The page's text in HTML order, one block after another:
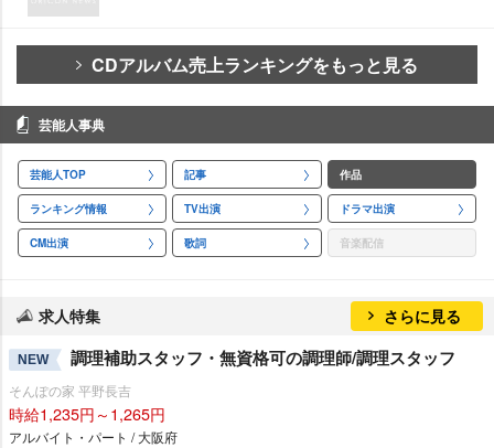
CDアルバム売上ランキングをもっと見る
芸能人事典
芸能人TOP 記事 作品
ランキング情報 TV出演 ドラマ出演
CM出演 歌詞 音楽配信
求人特集 さらに見る
NEW 調理補助スタッフ・無資格可の調理師/調理スタッフ
そんぽの家 平野長吉
時給1,235円～1,265円
アルバイト・パート / 大阪府